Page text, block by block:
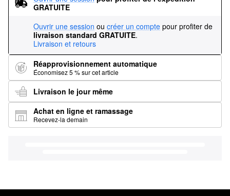
GRATUITE
Ouvrir une session ou créer un compte pour profiter de
livraison standard GRATUITE.
Livraison et retours
Réapprovisionnement automatique
Économisez 5 % sur cet article
Livraison le jour même
Achat en ligne et ramassage
Recevez-la demain